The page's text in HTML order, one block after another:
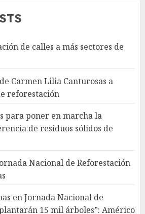
de calles a más sectores de
Carmen Lilia Canturosas a
reforestación
para poner en marcha la
de residuos sólidos de
Nacional de Reforestación
en Jornada Nacional de
15 mil árboles”: Américo